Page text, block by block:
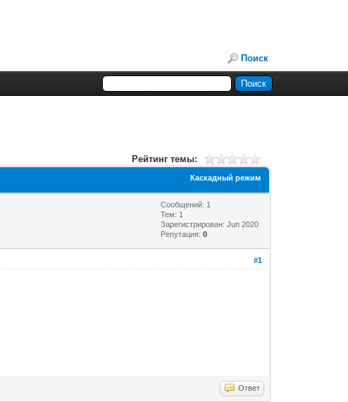
Поиск
Рейтинг темы:
Каскадный режим
Сообщений: 1
Тем: 1
Зарегистрирован: Jun 2020
Репутация:0
#1
Ответ